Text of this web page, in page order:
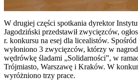
W drugiej części spotkania dyrektor
Jagodziński przedstawił zwycięzców,
r. konkursu na esej dla licealistów.
wyłoniono 3 zwycięzców, którzy w
wędrówkę śladami „Solidarności”, w
Trójmiasto, Warszawę i Kraków. W
wyróżniono trzy prace.